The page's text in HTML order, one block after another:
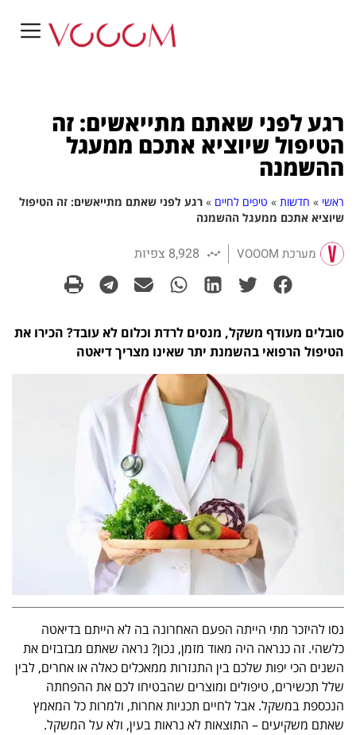
רגע לפני שאתם מתייאשים: זה
הטיפול שיוציא אתכם ממעגל
ההשמנה
ראשי » חדשות » טיפים לחיים » רגע לפני שאתם מתייאשים: זה הטיפול
שיוציא אתכם ממעגל ההשמנה
מערכת VOOOM 8,928 צפיות
סובלים מעודף משקל, מנסים לרדת וכלום לא עובד? הכירו את
הטיפול הרפואי בהשמנת יתר שאינו מצריך דיאטה
נסו להיזכר מתי הייתה הפעם האחרונה בה לא הייתם בדיאטה
כלשהי. זה כנראה היה מאוד מזמן, נכון? נראה שאתם מבזבזים את
השנים הכי יפות שלכם בין התנזרות ממאכלים כאלה או אחרים, לבין
שלל תכשירים, טיפולים ומוצרים שהבטיחו לכם את ההפחתה
הנכספת במשקל. אבל לחיים תכניות אחרות, ולמרות כל המאמץ
שאתם משקיעים – התוצאות לא נראות בעין, ולא על המשקל.